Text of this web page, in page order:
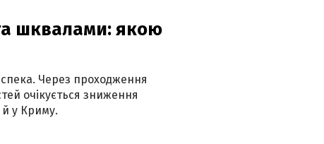
шквалами: якою
Через проходження
очікується зниження
й у Криму.